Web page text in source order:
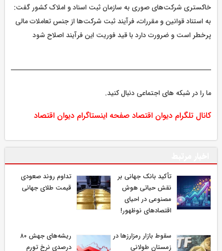
خاکستری شرکت‌های صوری به سازمان ثبت اسناد و املاک کشور گفت:
به استناد قوانین و مقررات، فرآیند ثبت شرکت‌ها از جنس تعاملات مالی
پرخطر است و ضرورت دارد با قید فوریت این فرآیند اصلاح شود
ما را در شبکه های اجتماعی دنبال کنید.
کانال تلگرام دیوان اقتصاد صفحه اینستاگرام دیوان اقتصاد
تأکید بانک جهانی بر
نقش حیاتی هوش
مصنوعی در احیای
اقتصادهای نوظهور!
تداوم روند صعودی
قیمت طلای جهانی
سقوط بازار رمزارزها در
زمستان طولانی
ریشه‌های جهش ۸۰
درصدی نرخ تورم